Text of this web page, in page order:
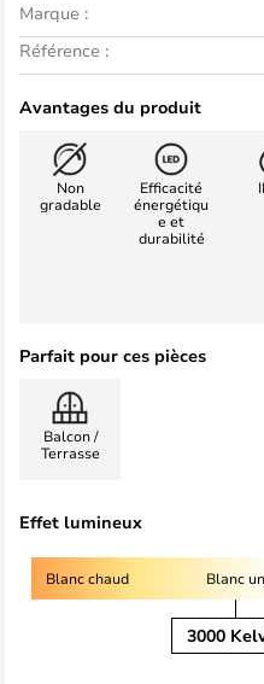
Marque :
Référence :
Avantages du produit
Non
gradable
Efficacité
énergétiqu
e et
durabilité
Parfait pour ces pièces
Balcon /
Terrasse
Effet lumineux
Blanc chaud Blanc
3000